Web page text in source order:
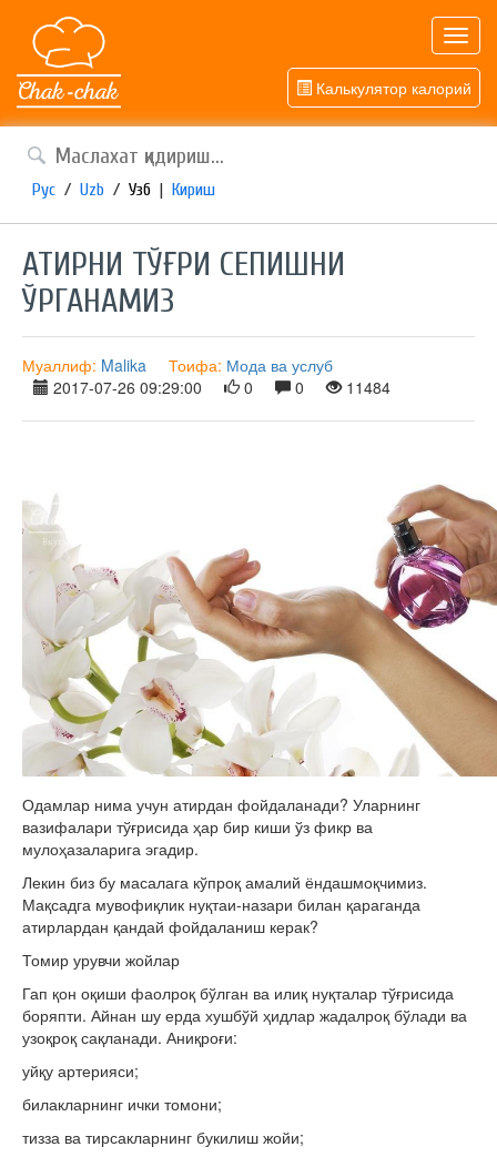
Калькулятор калорий
Рус / Uzb / Узб | Кириш
АТИРНИ ТЎҒРИ СЕПИШНИ
ЎРГАНАМИЗ
Муаллиф: Malika Тоифа: Мода ва услуб
2017-07-26 09:29:00
0 0 11484
Одамлар нима учун атирдан фойдаланади? Уларнинг
вазифалари тўғрисида ҳар бир киши ўз фикр ва
мулоҳазаларига эгадир.
Лекин биз бу масалага кўпроқ амалий ёндашмоқчимиз.
Мақсадга мувофиқлик нуқтаи-назари билан қараганда
атирлардан қандай фойдаланиш керак?
Томир урувчи жойлар
Гап қон оқиши фаолроқ бўлган ва илиқ нуқталар тўғрисида
боряпти. Айнан шу ерда хушбўй ҳидлар жадалроқ бўлади ва
узоқроқ сақланади. Аниқроғи:
уйқу артерияси;
билакларнинг ички томони;
тизза ва тирсакларнинг букилиш жойи;